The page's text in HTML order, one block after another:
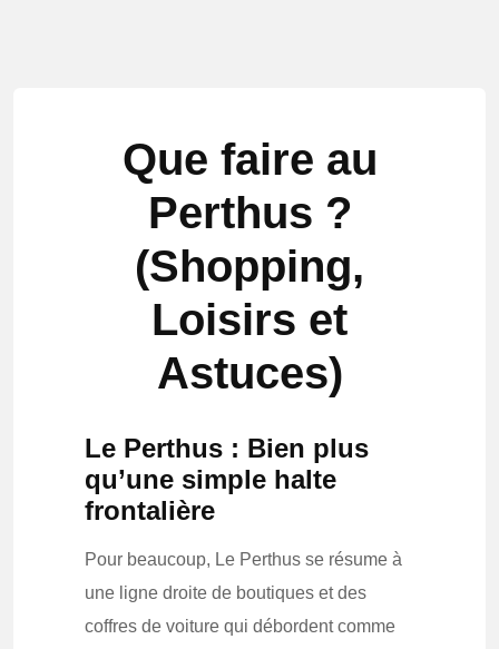
Que faire au
Perthus ?
(Shopping,
Loisirs et
Astuces)
Le Perthus : Bien plus
qu’une simple halte
frontalière
Pour beaucoup, Le Perthus se résume à
une ligne droite de boutiques et des
coffres de voiture qui débordent comme